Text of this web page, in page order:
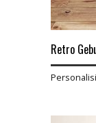
Retro